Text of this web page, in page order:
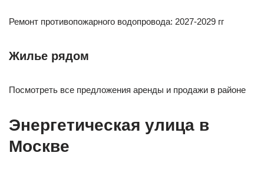
Ремонт противопожарного водопровода: 2027-2029 гг
Жилье рядом
Посмотреть все предложения аренды и продажи в районе
Энергетическая улица в
Москве